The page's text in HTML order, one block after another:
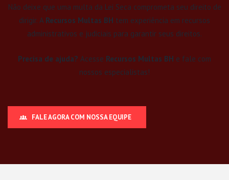
Não deixe que uma multa da Lei Seca comprometa seu direito de
dirigir. A Recursos Multas BH tem experiência em recursos
administrativos e judiciais para garantir seus direitos.
Precisa de ajuda? Acesse Recursos Multas BH e fale com
nossos especialistas!
FALE AGORA COM NOSSA EQUIPE